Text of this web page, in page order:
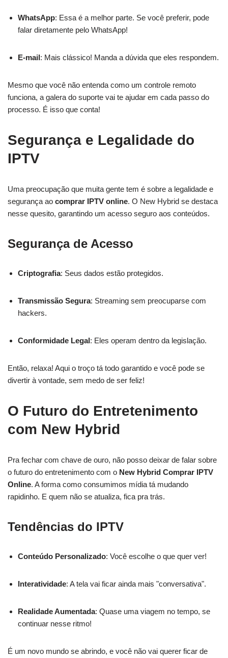
WhatsApp: Essa é a melhor parte. Se você preferir, pode
falar diretamente pelo WhatsApp!
E-mail: Mais clássico! Manda a dúvida que eles respondem.
Mesmo que você não entenda como um controle remoto
funciona, a galera do suporte vai te ajudar em cada passo do
processo. É isso que conta!
Segurança e Legalidade do
IPTV
Uma preocupação que muita gente tem é sobre a legalidade e
segurança ao comprar IPTV online. O New Hybrid se destaca
nesse quesito, garantindo um acesso seguro aos conteúdos.
Segurança de Acesso
Criptografia: Seus dados estão protegidos.
Transmissão Segura: Streaming sem preocuparse com
hackers.
Conformidade Legal: Eles operam dentro da legislação.
Então, relaxa! Aqui o troço tá todo garantido e você pode se
divertir à vontade, sem medo de ser feliz!
O Futuro do Entretenimento
com New Hybrid
Pra fechar com chave de ouro, não posso deixar de falar sobre
o futuro do entretenimento com o New Hybrid Comprar IPTV
Online. A forma como consumimos mídia tá mudando
rapidinho. E quem não se atualiza, fica pra trás.
Tendências do IPTV
Conteúdo Personalizado: Você escolhe o que quer ver!
Interatividade: A tela vai ficar ainda mais "conversativa".
Realidade Aumentada: Quase uma viagem no tempo, se
continuar nesse ritmo!
É um novo mundo se abrindo, e você não vai querer ficar de